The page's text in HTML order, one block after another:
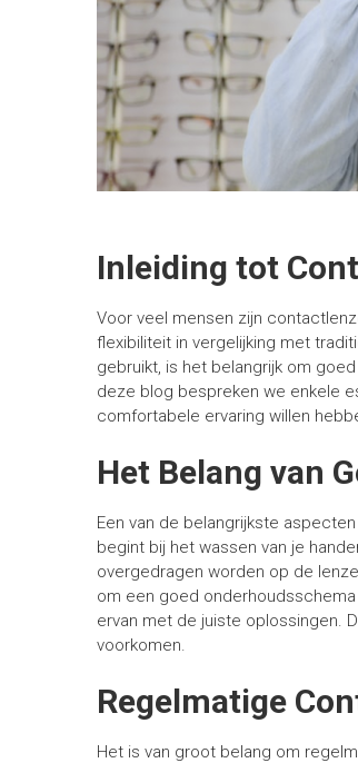
Inleiding tot
Voor veel mensen zijn
flexibiliteit in vergelijking met
gebruikt, is het belangrijk om
deze blog bespreken we enkele
comfortabele ervaring willen
Het Belang van
Een van de belangrijkste
begint bij het wassen van je
overgedragen worden op de
om een goed
ervan met de juiste oplossingen.
voorkomen.
Regelmatige
Het is van groot belang om